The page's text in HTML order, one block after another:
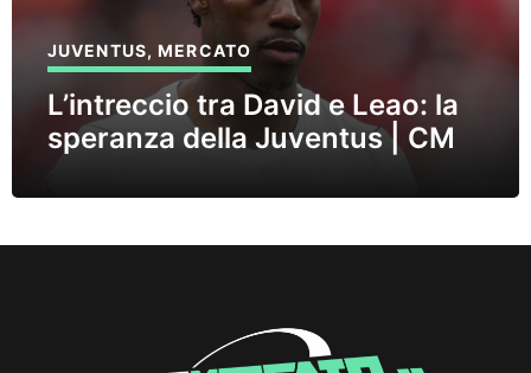
JUVENTUS,MERCATO
L’intreccio tra David e Leao: la
speranza della Juventus | CM